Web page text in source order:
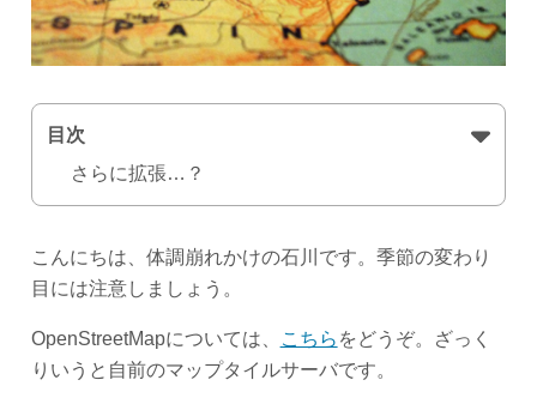
目次
さらに拡張…？
こんにちは、体調崩れかけの石川です。季節の変わり
目には注意しましょう。
OpenStreetMapについては、 こちら をどうぞ。ざっく
りいうと自前のマップタイルサーバです。